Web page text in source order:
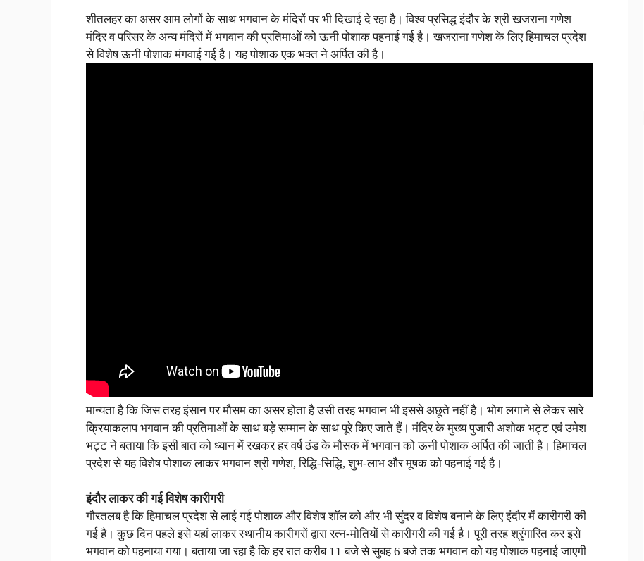
शीतलहर का असर आम लोगों के साथ भगवान के मंदिरों पर भी दिखाई दे रहा है। विश्व प्रसिद्ध इंदौर के श्री खजराना गणेश
मंदिर व परिसर के अन्य मंदिरों में भगवान की प्रतिमाओं को ऊनी पोशाक पहनाई गई है। खजराना गणेश के लिए हिमाचल प्रदेश
से विशेष ऊनी पोशाक मंगवाई गई है। यह पोशाक एक भक्त ने अर्पित की है।
मान्यता है कि जिस तरह इंसान पर मौसम का असर होता है उसी तरह भगवान भी इससे अछूते नहीं है। भोग लगाने से लेकर सारे
क्रियाकलाप भगवान की प्रतिमाओं के साथ बड़े सम्मान के साथ पूरे किए जाते हैं। मंदिर के मुख्य पुजारी अशोक भट्ट एवं उमेश
भट्ट ने बताया कि इसी बात को ध्यान में रखकर हर वर्ष ठंड के मौसक में भगवान को ऊनी पोशाक अर्पित की जाती है। हिमाचल
प्रदेश से यह विशेष पोशाक लाकर भगवान श्री गणेश, रिद्धि-सिद्धि, शुभ-लाभ और मूषक को पहनाई गई है।
इंदौर लाकर की गई विशेष कारीगरी
गौरतलब है कि हिमाचल प्रदेश से लाई गई पोशाक और विशेष शॉल को और भी सुंदर व विशेष बनाने के लिए इंदौर में कारीगरी की
गई है। कुछ दिन पहले इसे यहां लाकर स्थानीय कारीगरों द्वारा रत्न-मोतियों से कारीगरी की गई है। पूरी तरह श्रृंगारित कर इसे
भगवान को पहनाया गया। बताया जा रहा है कि हर रात करीब 11 बजे से सुबह 6 बजे तक भगवान को यह पोशाक पहनाई जाएगी